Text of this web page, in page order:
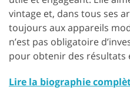
vintage et, dans tous ses
toujours aux appareils
n’est pas obligatoire
pour obtenir des résultats
Lire la biographie